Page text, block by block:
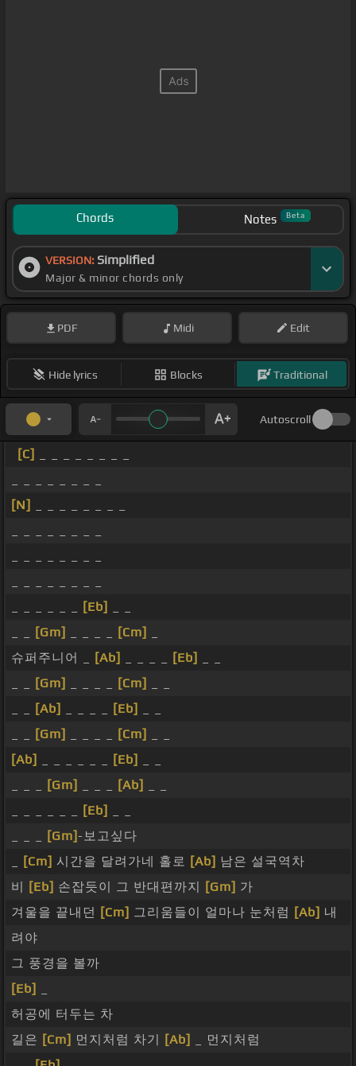
Chords Notes Beta
VERSION: Simplified
Major & minor chords only
PDF Midi Edit
Hide lyrics Blocks Traditional
Autoscroll
[C]
[N]
[Eb]
[Gm] [Cm]
슈퍼주니어 _
[Ab] [Eb]
[Gm] [Cm]
[Ab] [Eb]
[Gm] [Cm]
[Ab]
[Eb]
[Gm] [Ab]
[Eb]
[Gm]-보고싶다
[Cm] 시간을 달려가네 홀로 [Ab] 남은 설국역차
비
[Eb] 손잡듯이 그 반대편까지 [Gm] 가
겨울을 끝내던 [Cm] 그리움들이 얼마나 눈처럼 [Ab] 내
려야
그 풍경을 볼까
[Eb]
허공에 터두는 차
길은 [Cm] 먼지처럼 차기 [Ab]
_ 먼지처럼